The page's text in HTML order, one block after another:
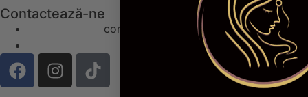
Contactează-ne
contact@zamritashop.ro
+40 771 666 898